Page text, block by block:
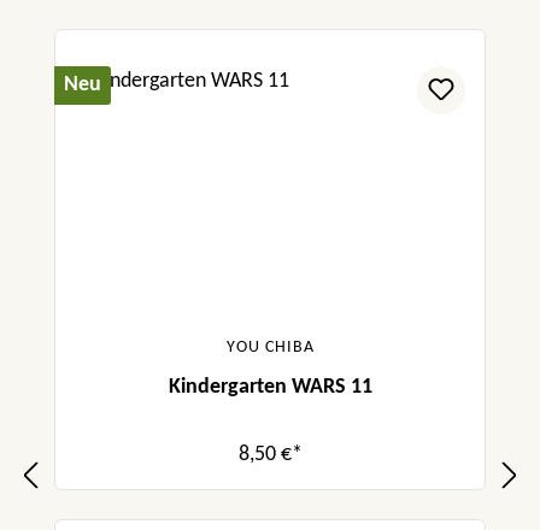
Neu
YOU CHIBA
Kindergarten WARS 11
8,50 €*